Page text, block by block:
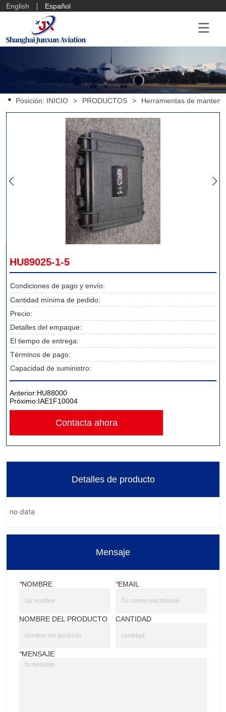
English Español
Posición: INICIO > PRODUCTOS > Herramientas de
HU89025-1-5
Condiciones de pago y envío:
Cantidad mínima de pedido:
Precio:
Detalles del empaque:
El tiempo de entrega:
Términos de pago:
Capacidad de suministro:
Anterior:HU88000
Próximo:IAE1F10004
Contacta ahora
Detalles de producto
no data
Mensaje
*NOMBRE *EMAIL
NOMBRE DEL PRODUCTO CANTIDAD
*MENSAJE